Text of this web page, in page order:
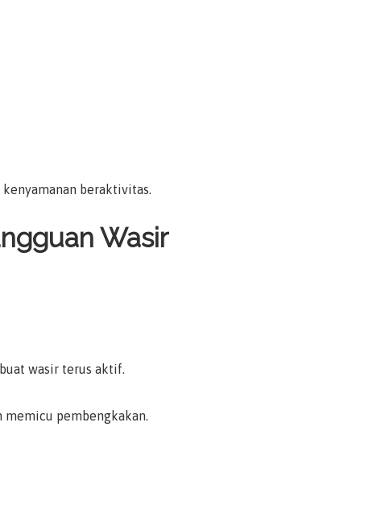
beraktivitas.
Wasir
wasir terus aktif.
memicu pembengkakan.